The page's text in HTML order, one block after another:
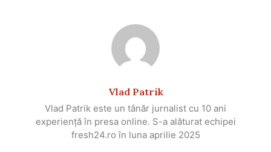
Vlad Patrik
Vlad Patrik este un tânăr jurnalist cu 10 ani
experiență în presa online. S-a alăturat echipei
fresh24.ro în luna aprilie 2025